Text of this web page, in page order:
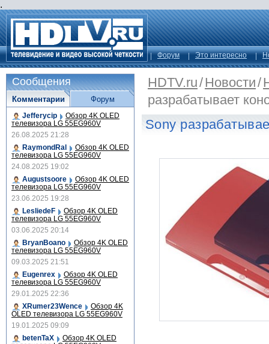
.
Форум Это интересно
HDTV.ru/Новости/
разрабатывает
Sony
Сообщения
Комментарии
Jefferycip Обзор 4K OLED
телевизора LG 55EG960V
26.08.2025 21:28
RaymondRal
Обзор 4K OLED
телевизора LG 55EG960V
24.08.2025 19:02
Augustsoore
Обзор 4K OLED
телевизора LG 55EG960V
23.06.2025 19:28
LesliedeF
Обзор 4K OLED
телевизора LG 55EG960V
03.06.2025 20:14
BryanBoano
Обзор 4K OLED
телевизора LG 55EG960V
09.03.2025 21:51
Eugenrex
Обзор 4K OLED
телевизора LG 55EG960V
29.01.2025 22:36
XRumer23Wence
Обзор 4K
OLED телевизора LG 55EG960V
19.01.2025 09:09
betenTaX
Обзор 4K OLED
Форум